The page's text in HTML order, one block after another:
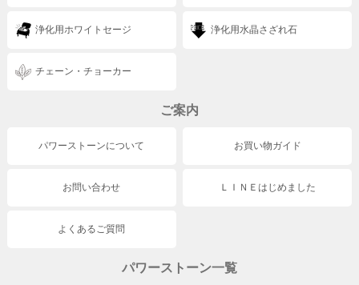
浄化用ホワイトセージ 浄化用水晶さざれ石
チェーン・チョーカー
ご案内
パワーストーンについて お買い物ガイド
お問い合わせ ＬＩＮＥはじめました
よくあるご質問
パワーストーン一覧